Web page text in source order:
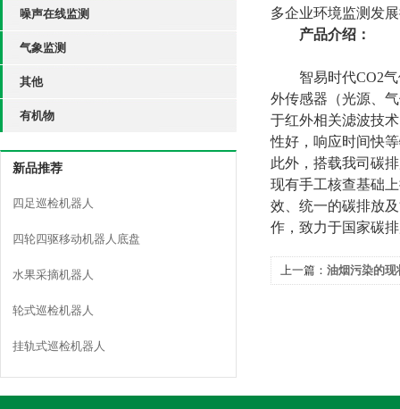
噪声在线监测
气象监测
其他
有机物
新品推荐
四足巡检机器人
四轮四驱移动机器人底盘
水果采摘机器人
轮式巡检机器人
挂轨式巡检机器人
多企业环境监测发
产品介绍：
智易时代CO2
外传感器（光源、
于红外相关滤波技
性好，响应时间快
此外，搭载我司碳
现有手工核查基础
效、统一的碳排放
作，致力于国家碳
上一篇： 油烟污染的现